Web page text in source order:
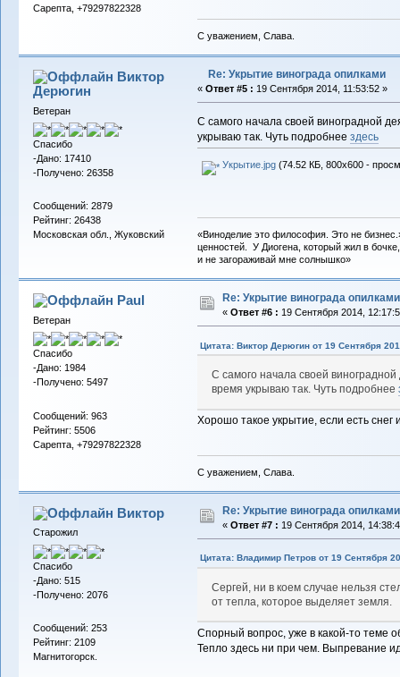
Сарепта, +79297822328
С уважением, Слава.
Виктор
Дерюгин
Ветеран
Спасибо
-Дано: 17410
-Получено: 26358
Сообщений: 2879
Рейтинг: 26438
Московская обл., Жуковский
Re: Укрытие винограда опилками
« Ответ #5 : 19 Сентября 2014, 11:53:52 »
С самого начала своей виноградной
укрываю так. Чуть подробнее здесь
Укрытие.jpg(74.52 КБ, 800x600 -
«Виноделие это философия. Это не
ценностей. У Диогена, который жил в
и не загораживай мне солнышко»
Paul
Ветеран
Спасибо
-Дано: 1984
-Получено: 5497
Сообщений: 963
Рейтинг: 5506
Сарепта, +79297822328
Re: Укрытие винограда опилками
« Ответ #6 : 19 Сентября 2014,
Цитата: Виктор Дерюгин от 19 Сентября
С самого начала своей
время укрываю так. Чуть подробнее
Хорошо такое укрытие, если есть
С уважением, Слава.
Виктор
Старожил
Спасибо
-Дано: 515
-Получено: 2076
Сообщений: 253
Рейтинг: 2109
Магнитогорск.
Re: Укрытие винограда опилками
« Ответ #7 : 19 Сентября 2014,
Цитата: Владимир Петров от 19 Сентября
Сергей, ни в коем случае нельзя
от тепла, которое выделяет земля.
Спорный вопрос, уже в какой-то теме
Тепло здесь ни при чем. Выпревание